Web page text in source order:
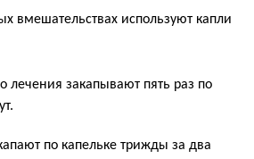
вмешательствах используют капли
лечения закапывают пять раз по
по капельке трижды за два